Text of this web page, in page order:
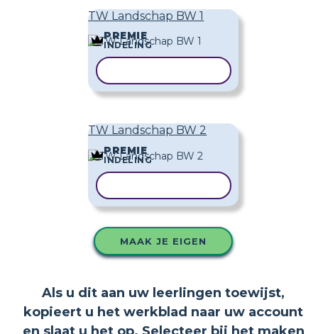
TW Landschap BW 1
PREMIE
INDELING
TW Landschap BW 2
PREMIE
INDELING
MAAK JE EIGEN
Als u dit aan uw leerlingen toewijst,
kopieert u het werkblad naar uw account